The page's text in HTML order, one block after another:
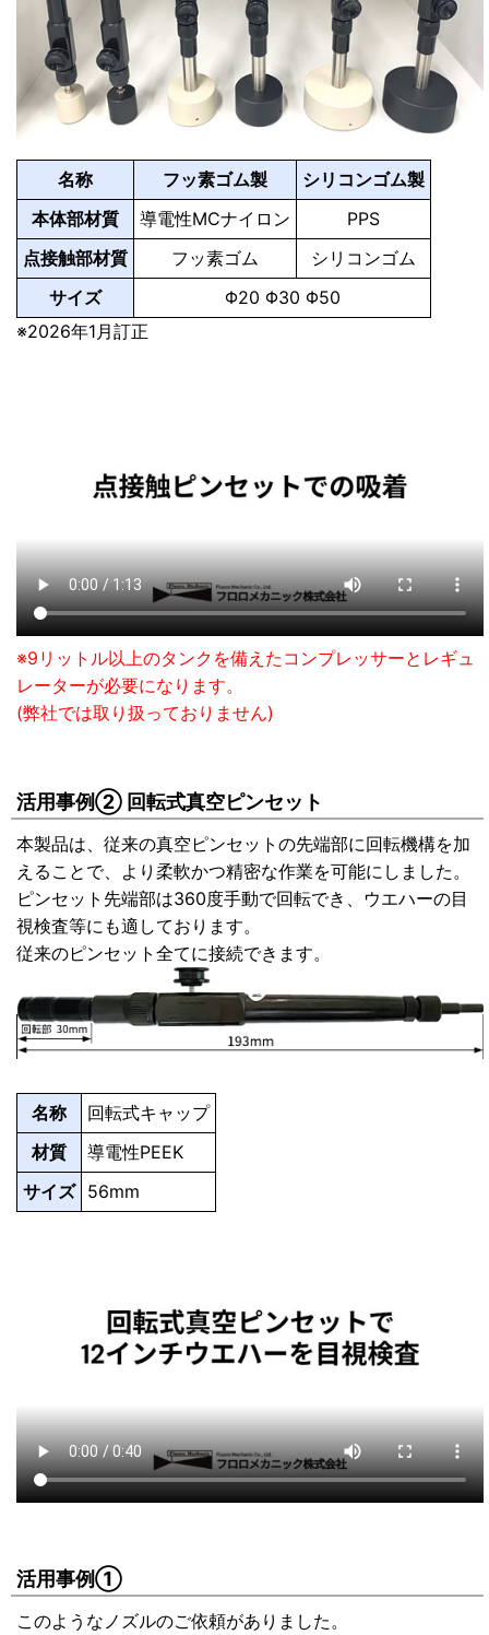
名称 フッ素ゴム製
シリコンゴム製
本体部材質
導電性MCナイロン
PPS
点接触部材質
フッ素ゴム
シリコンゴム
サイズ
Φ20 Φ30 Φ50
※2026年1月訂正
※9リットル以上のタンクを備えたコンプレッサーとレギュ
レーターが必要になります。
(弊社では取り扱っておりません)
活用事例② 回転式真空ピンセット
本製品は、従来の真空ピンセットの先端部に回転機構を加
えることで、より柔軟かつ精密な作業を可能にしました。
ピンセット先端部は360度手動で回転でき、ウエハーの目
視検査等にも適しております。
従来のピンセット全てに接続できます。
名称
回転式キャップ
材質
導電性PEEK
サイズ 56mm
活用事例①
このようなノズルのご依頼がありました。